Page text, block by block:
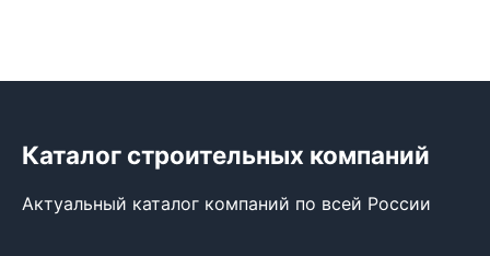
Каталог строительных компаний
Актуальный каталог компаний по всей России